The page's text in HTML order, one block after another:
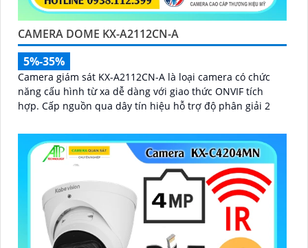
CAMERA DOME KX-A2112CN-A
5%-35%
Camera giám sát KX-A2112CN-A là loại camera có chức
năng cấu hình từ xa dễ dàng với giao thức ONVIF tích
hợp. Cấp nguồn qua dây tín hiệu hỗ trợ độ phân giải 2